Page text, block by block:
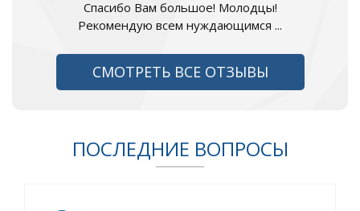
Спасибо Вам большое! Молодцы!
Рекомендую всем нуждающимся ...
СМОТРЕТЬ ВСЕ ОТЗЫВЫ
ПОСЛЕДНИЕ ВОПРОСЫ